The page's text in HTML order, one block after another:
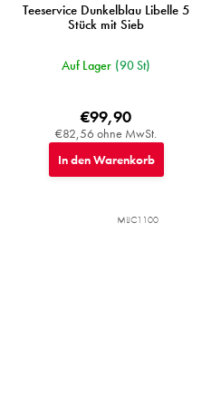
Teeservice Dunkelblau Libelle 5
Stück mit Sieb
Auf Lager (90 St)
€82,56 ohne MwSt.
€99,90
In den Warenkorb
MIJC1100